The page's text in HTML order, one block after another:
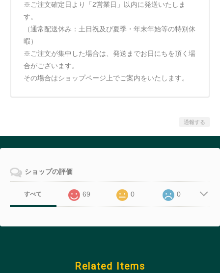
※ご注文確定日より「2営業日」以内に発送いたしま
す。
（通常配送休み：土日祝及び夏季・年末年始等の特別休
暇）
※ご注文が集中した場合は、発送までお日にちを頂く場
合がございます。
その場合はショップページ上でご案内をいたします。
通報する
ショップの評価
すべて 69 0 0
Related Items